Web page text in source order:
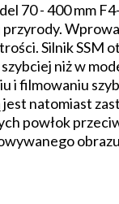
70 - 400 mm
Silnik SSM
niż w
i filmowaniu
natomiast
powłok